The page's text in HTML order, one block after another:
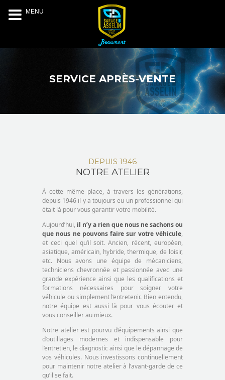
SERVICE APRÈS-VENTE
DEPUIS 1946
NOTRE ATELIER
À cette même place, à travers les générations,
depuis 1946 il y a toujours eu un professionnel qui
était là pour vous garantir votre mobilité.
Aujourd’hui, il n’y a rien que nous ne sachons ou
que nous ne pouvons faire sur votre véhicule,
et ceci quel qu’il soit. Ancien, récent, européen,
asiatique, américain, hybride, thermique, de loisir,
etc. Nous avons une équipe de mécaniciens,
techniciens chevronnée et passionnée avec une
grande expérience ainsi que les qualifications et
formations nécessaires pour soigner votre
véhicule ou simplement l’entretenir. Bien entendu,
notre équipe est aussi là pour vous écouter et
vous conseiller au mieux.
Notre atelier est pourvu d’équipements ainsi que
d’outillages modernes et indispensable pour
l’entretien, le diagnostic ainsi que le dépannage de
vos véhicules. Nous investissons continuellement
pour maintenir notre atelier à l’avant-garde de ce
qu’il se fait.
MENU